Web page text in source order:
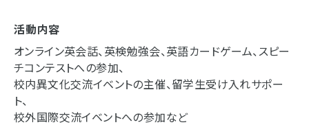
活動内容
オンライン英会話、英検勉強会、英語カードゲーム、スピー
チコンテストへの参加、
校内異文化交流イベントの主催、留学生受け入れサポー
ト、
校外国際交流イベントへの参加など